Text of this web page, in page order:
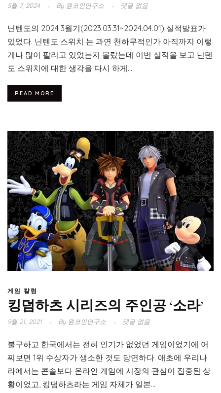
5월 7, 2024 By원코인연구소 댓글 없음
닌텐도의 2024 3월기(2023.03.31~2024.04.01) 실적발표가
있었다. 닌텐도 스위치 는 과연 천하무적인가 아직까지 이렇
게나 많이 팔리고 있었는지 몰랐는데 이번 실적을 보고 닌텐
도 스위치에 대한 생각을 다시 하게...
READ MORE
게임 칼럼
킹덤하츠 시리즈의 주인공 ‘소라’
9월 21, 2021 By원코인연구소 댓글 없음
불구하고 한국에서는 전혀 인기가 없었던 게임이었기에 어
찌보면 1위 수상자가 생소한 것도 당연하다. 애초에 우리나
라에서는 콘솔보다 온라인 게임에 시장의 관심이 집중된 상
황이었고, 킹덤하츠라는 게임 자체가 일본...